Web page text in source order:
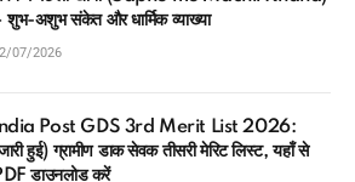
– शुभ-अशुभ संकेत और धार्मिक व्याख्या
07/2026
Post GDS 3rd Merit List 2026:
हुई) ग्रामीण डाक सेवक तीसरी मेरिट लिस्ट, यहाँ से
डाउनलोड करें